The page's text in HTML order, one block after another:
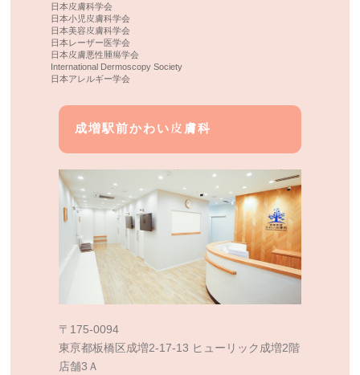
日本皮膚科学会
日本小児皮膚科学会
日本美容皮膚科学会
日本レーザー医学会
日本皮膚悪性腫瘍学会
International Dermoscopy Society
日本アレルギー学会
成増駅前かわい皮膚科
〒175-0094
東亰都板橋区成増2-17-13 ヒューリック成増2階
店舗3Ａ